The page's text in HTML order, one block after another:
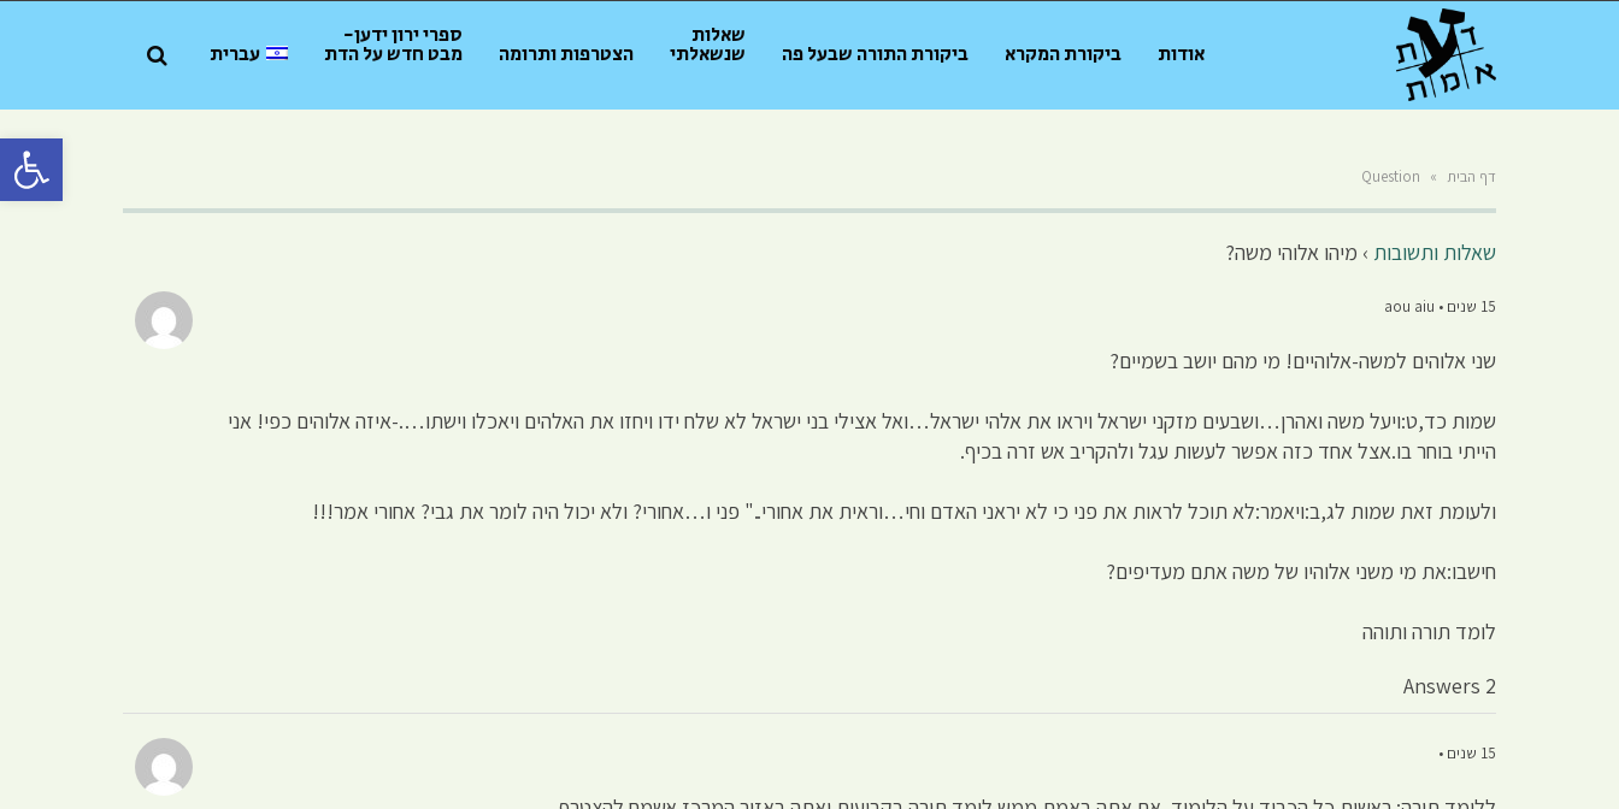
פתח
אודות ביקורת המקרא ביקורת התורה שבעל פה
שאלות
שנשאלתי הצטרפות ותרומה
ספרי ירון ידען-
מבט חדש על הדת עברית
דף הבית »
Question
שאלות ותשובות › מיהו אלוהי משה?
15 שנים • aou aiu
שני אלוהים למשה-אלוהיים! מי מהם יושב בשמיים?
שמות כד,ט:ויעל משה ואהרן…ושבעים מזקני ישראל ויראו את אלהי ישראל…ואל אצילי בני ישראל לא שלח ידו ויחזו את האלהים ויאכלו וישתו….-איזה אלוהים כפי! אני
הייתי בוחר בו.אצל אחד כזה אפשר לעשות עגל ולהקריב אש זרה בכיף.
ולעומת זאת שמות לג,ב:ויאמר:לא תוכל לראות את פני כי לא יראני האדם וחי…וראית את אחורי.." פני ו…אחורי? ולא יכול היה לומר את גבי? אחורי אמר!!!
חישבו:את מי משני אלוהיו של משה אתם מעדיפים?
לומד תורה ותוהה
2 Answers
15 שנים •